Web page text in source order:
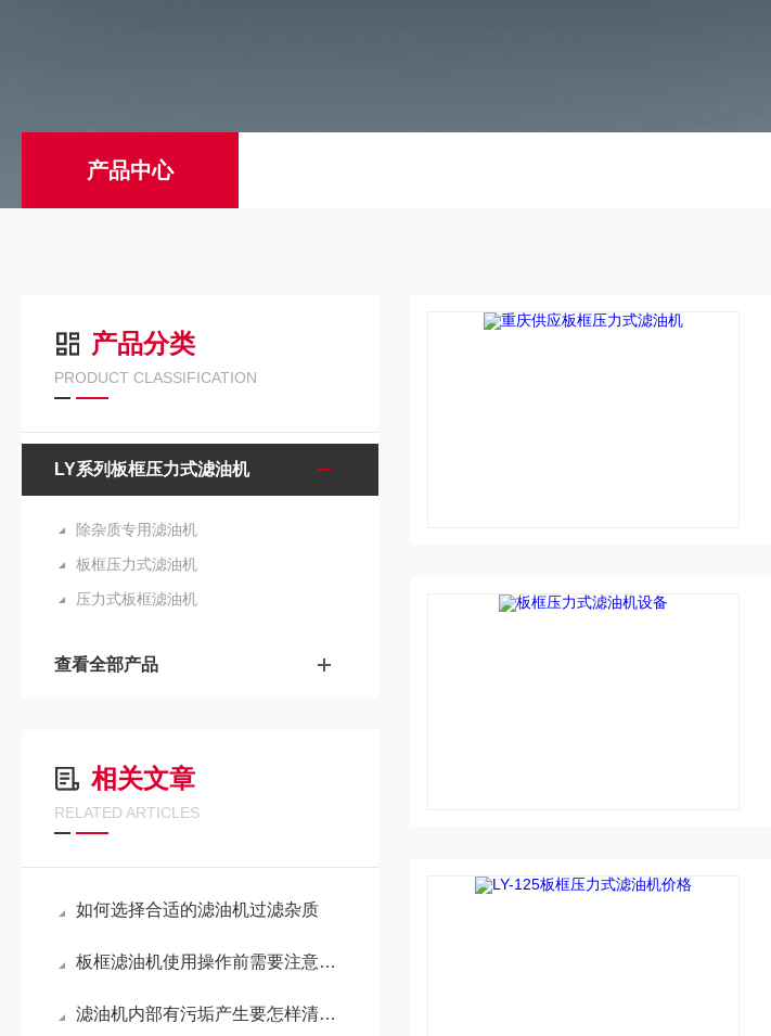
产品中心
产品分类
PRODUCT CLASSIFICATION
LY系列板框压力式滤油机
除杂质专用滤油机
板框压力式滤油机
压力式板框滤油机
查看全部产品
相关文章
RELATED ARTICLES
如何选择合适的滤油机过滤杂质
板框滤油机使用操作前需要注意哪些？
滤油机内部有污垢产生要怎样清洗？